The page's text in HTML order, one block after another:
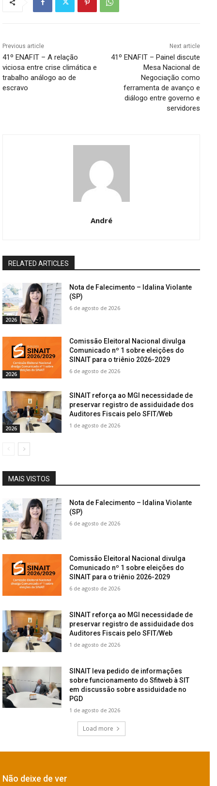
Previous article
41º ENAFIT – A relação
viciosa entre crise climática e
trabalho análogo ao de
escravo
Next article
41º ENAFIT – Painel discute
Mesa Nacional de
Negociação como
ferramenta de avanço e
diálogo entre governo e
servidores
André
RELATED ARTICLES
2026
Nota de Falecimento – Idalina Violante
(SP)
6 de agosto de 2026
2026
Comissão Eleitoral Nacional divulga
Comunicado nº 1 sobre eleições do
SINAIT para o triênio 2026-2029
6 de agosto de 2026
2026
SINAIT reforça ao MGI necessidade de
preservar registro de assiduidade dos
Auditores Fiscais pelo SFIT/Web
1 de agosto de 2026
MAIS VISTOS
Nota de Falecimento – Idalina Violante
(SP)
6 de agosto de 2026
Comissão Eleitoral Nacional divulga
Comunicado nº 1 sobre eleições do
SINAIT para o triênio 2026-2029
6 de agosto de 2026
SINAIT reforça ao MGI necessidade de
preservar registro de assiduidade dos
Auditores Fiscais pelo SFIT/Web
1 de agosto de 2026
SINAIT leva pedido de informações
sobre funcionamento do Sfitweb à SIT
em discussão sobre assiduidade no
PGD
1 de agosto de 2026
Load more
Não deixe de ver